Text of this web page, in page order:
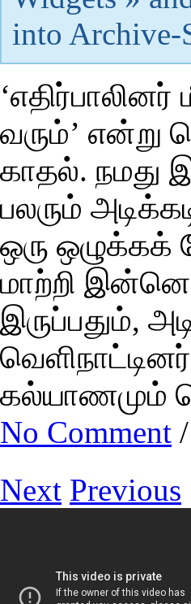
into Archive-
வரும்’ என்று
காதல். நமது
பலரும்
ஒரு ஒழுக்கக்
மாற்றி
இருப்பதும்,
கல்யாணமும்
No Comment /
Next Previous